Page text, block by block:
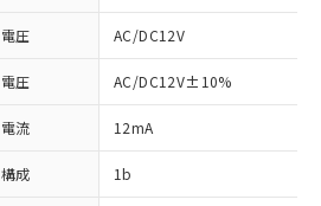
圧 AC/DC12V
圧 AC/DC12V±10%
流 12mA
成 1b
RoHS指令（10物質）の
製品が提供可能な商品で